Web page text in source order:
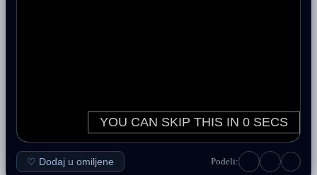
♡ Dodaj u omiljene Podeli: